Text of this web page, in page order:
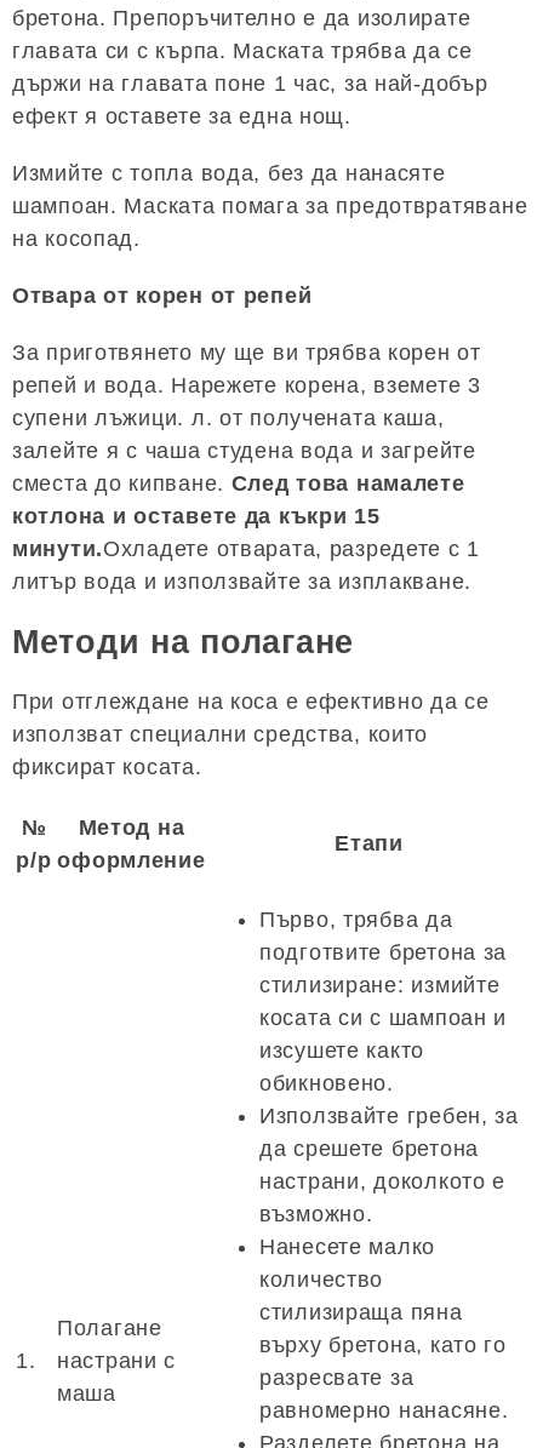
бретона. Препоръчително е да изолирате
главата си с кърпа. Маската трябва да се
държи на главата поне 1 час, за най-добър
ефект я оставете за една нощ.
Измийте с топла вода, без да нанасяте
шампоан. Маската помага за предотвратяване
на косопад.
Отвара от корен от репей
За приготвянето му ще ви трябва корен от
репей и вода. Нарежете корена, вземете 3
супени лъжици. л. от получената каша,
залейте я с чаша студена вода и загрейте
сместа до кипване. След това намалете
котлона и оставете да къкри 15
минути.Охладете отварата, разредете с 1
литър вода и използвайте за изплакване.
Методи на полагане
При отглеждане на коса е ефективно да се
използват специални средства, които
фиксират косата.
№
p/p
Метод на
оформление
Етапи
1.
Полагане
настрани с
маша
Първо, трябва да
подготвите бретона за
стилизиране: измийте
косата си с шампоан и
изсушете както
обикновено.
Използвайте гребен, за
да срешете бретона
настрани, доколкото е
възможно.
Нанесете малко
количество
стилизираща пяна
върху бретона, като го
разресвате за
равномерно нанасяне.